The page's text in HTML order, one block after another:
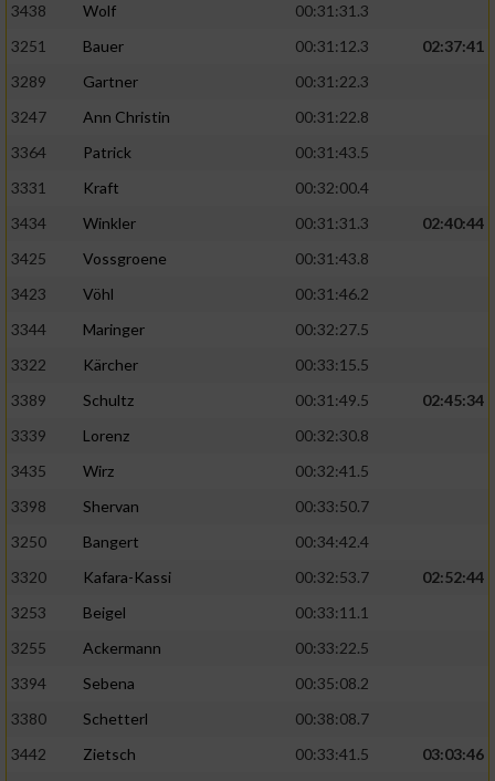
3438
Wolf
00:31:31.3
3251
Bauer 00:31:12.3
02:37:41
3289
Gartner
00:31:22.3
3247
Ann Christin
00:31:22.8
3364
Patrick
00:31:43.5
3331
Kraft
00:32:00.4
3434
Winkler 00:31:31.3
02:40:44
3425
Vossgroene
00:31:43.8
3423
Vöhl
00:31:46.2
3344
Maringer
00:32:27.5
3322
Kärcher
00:33:15.5
3389
Schultz 00:31:49.5
02:45:34
3339
Lorenz
00:32:30.8
3435
Wirz
00:32:41.5
3398
Shervan
00:33:50.7
3250
Bangert
00:34:42.4
3320
Kafara-Kassi 00:32:53.7
02:52:44
3253
Beigel
00:33:11.1
3255
Ackermann
00:33:22.5
3394
Sebena
00:35:08.2
3380
Schetterl
00:38:08.7
3442
Zietsch 00:33:41.5
03:03:46